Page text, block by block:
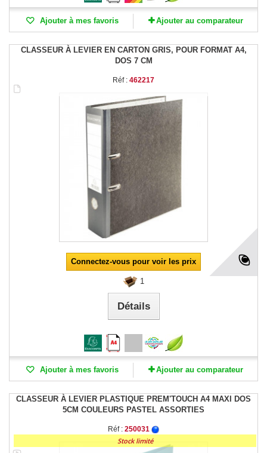
Ajouter à mes favoris Ajouter au comparateur
CLASSEUR À LEVIER EN CARTON GRIS, POUR FORMAT A4,
DOS 7 CM
Réf : 462217
Connectez-vous pour voir les prix
1
Détails
Ajouter à mes favoris Ajouter au comparateur
CLASSEUR À LEVIER PLASTIQUE PREM'TOUCH A4 MAXI DOS
5CM COULEURS PASTEL ASSORTIES
Réf : 250031
Stock limité